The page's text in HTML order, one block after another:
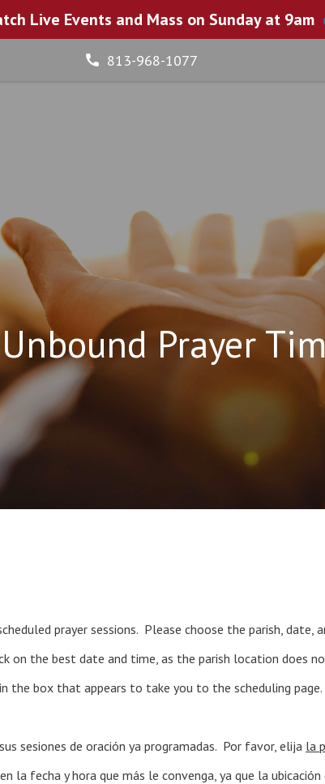
813-968-1077
Unbound Prayer
prayer sessions. Please choose the parish,
on the best date and time, as the parish location does
the box that appears to take you to the scheduling page.
sesiones de oración ya programadas. Por favor, elija la
la fecha y hora que más le convenga, ya que la
Live Events and Mass on Sunday at 9am